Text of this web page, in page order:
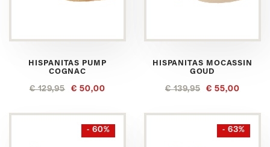
HISPANITAS PUMP
COGNAC
€ 129,95 € 50,00
HISPANITAS MOCASSIN
GOUD
€ 139,95 € 55,00
- 60% - 63%